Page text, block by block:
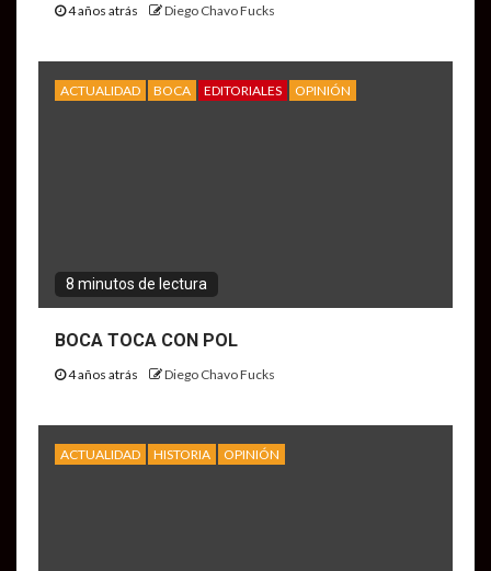
4 años atrás Diego Chavo Fucks
ACTUALIDAD BOCA EDITORIALES OPINIÓN
8 minutos de lectura
BOCA TOCA CON POL
4 años atrás Diego Chavo Fucks
ACTUALIDAD HISTORIA OPINIÓN